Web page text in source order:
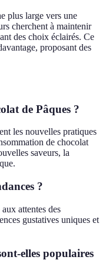
plus large vers une
cherchent à maintenir
des choix éclairés. Ce
proposant des
de Pâques ?
les nouvelles pratiques
de chocolat
saveurs, la
?
attentes des
gustatives uniques et
elles populaires